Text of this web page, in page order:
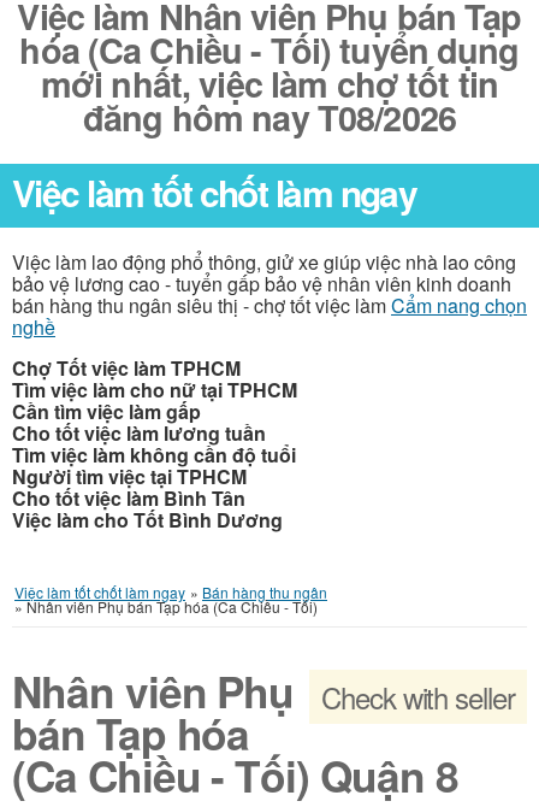
Việc làm Nhân viên Phụ bán Tạp
hóa (Ca Chiều - Tối) tuyển dụng
mới nhất, việc làm chợ tốt tin
đăng hôm nay T08/2026
Việc làm tốt chốt làm ngay
Việc làm lao động phổ thông, giử xe giúp việc nhà lao công
bảo vệ lương cao - tuyển gấp bảo vệ nhân viên kinh doanh
bán hàng thu ngân siêu thị - chợ tốt việc làmCẩm nang chọn
nghề
Chợ Tốt việc làm TPHCM
Tìm việc làm cho nữ tại TPHCM
Cần tìm việc làm gấp
Cho tốt việc làm lương tuần
Tìm việc làm không cần độ tuổi
Người tìm việc tại TPHCM
Cho tốt việc làm Bình Tân
Việc làm cho Tốt Bình Dương
Việc làm tốt chốt làm ngay » Bán hàng thu ngân
»Nhân viên Phụ bán Tạp hóa (Ca Chiều - Tối)
Check with seller
Nhân viên Phụ
bán Tạp hóa
(Ca Chiều - Tối) Quận 8